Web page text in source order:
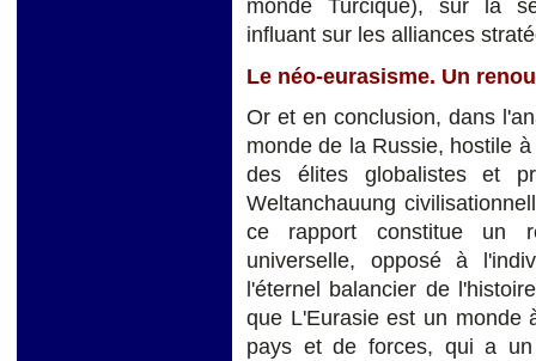
monde Turcique), sur la
influant sur les alliances
Le néo-eurasisme. Un
Or et en conclusion, dans
monde de la Russie, hostile
des élites globalistes et
Weltanchauung
ce rapport constitue un
universelle, opposé à
l'éternel balancier de
que L'Eurasie est un monde
pays et de forces, qui a un